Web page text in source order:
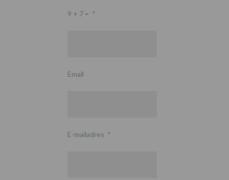
9 + 7 = *
Email
E-mailadres *